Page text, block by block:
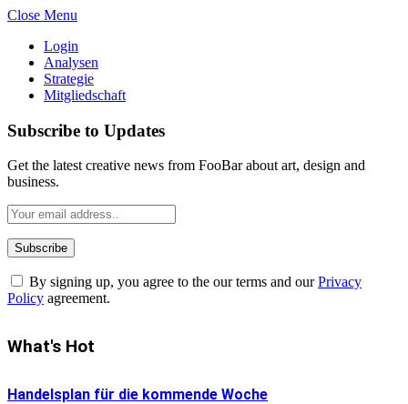
Close Menu
Login
Analysen
Strategie
Mitgliedschaft
Subscribe to Updates
Get the latest creative news from FooBar about art, design and
business.
By signing up, you agree to the our terms and ourPrivacy
Policy agreement.
What's Hot
Handelsplan für die kommende Woche